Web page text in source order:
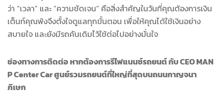
ว่า “เวลา” และ “ความชัดเจน” คือสิ่งสำคัญในวันที่คุณต้องการเงิน
เต็นท์คุณพ้งจึงตั้งใจดูแลทุกขั้นตอน เพื่อให้คุณได้ใช้เงินอย่าง
สบายใจ และยังมีรถคันเดิมไว้ใช้ต่อไปอย่างมั่นใจ
ช่องทางการติดต่อ หากต้องการรีไฟแนนซ์รถยนต์ กับ CEO MAN
P Center Car ศูนย์รวมรถยนต์ที่ใหญ่ที่สุดบนถนนกาญจนา
ภิเษก